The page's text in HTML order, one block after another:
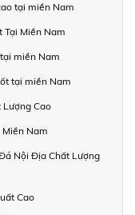
tại miền Nam
Tại Miền Nam
miền Nam
tại miền Nam
Lượng Cao
Miền Nam
Nội Địa Chất Lượng
Cao